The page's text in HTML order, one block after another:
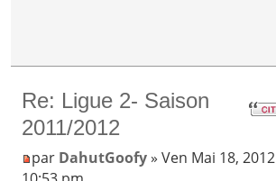
Re: Ligue 2- Saison
2011/2012
par DahutGoofy» Ven Mai 18, 2012